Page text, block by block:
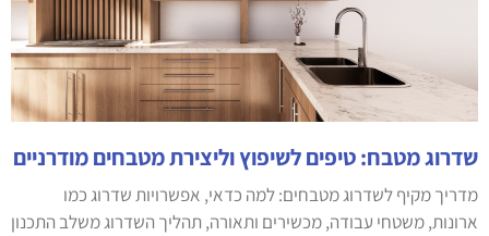
שדרוג מטבח: טיפים לשיפוץ וליצירת מטבחים מודרניים
מדריך מקיף לשדרוג מטבחים: למה כדאי, אפשרויות שדרוג כמו
ארונות, משטחי עבודה, מכשירים ותאורה, תהליך השדרוג משלב התכנון